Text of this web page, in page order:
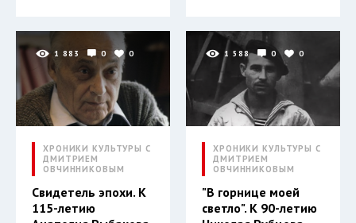
1 883 0 0
ХРОНИКИ КУЛЬТУРЫ С
ДМИТРИЕМ
ОВЧИННИКОВЫМ
Свидетель эпохи. К
115-летию
1 588 0 0
ХРОНИКИ КУЛЬТУРЫ С
ДМИТРИЕМ
ОВЧИННИКОВЫМ
"В горнице моей
светло". К 90-летию